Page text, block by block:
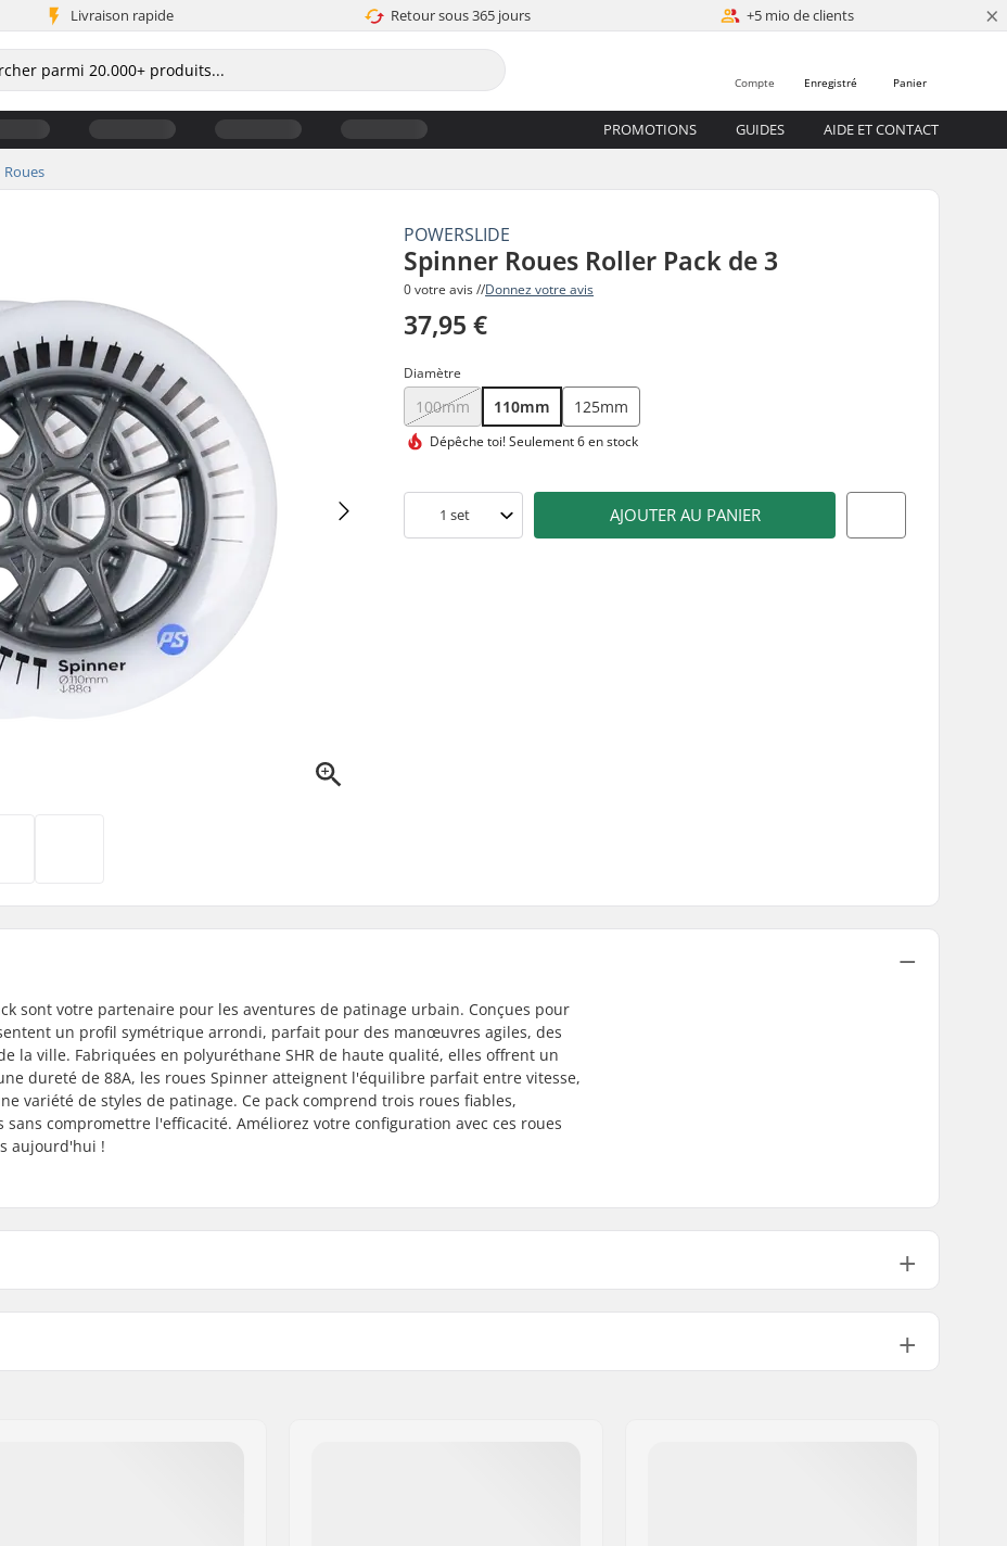
Livraison rapide Retour sous 365 jours +5 mio de clients ×
Panier
Enregistré
Compte
PROMOTIONS GUIDES AIDE ET CONTACT
Roues
POWERSLIDE
Spinner Roues Roller Pack de 3
0 votre avis //Donnez votre avis
37,95 €
Diamètre
100mm 110mm 125mm
Dépêche toi!Seulement 6 en stock
1 set AJOUTER AU PANIER
sont votre partenaire pour les aventures de patinage urbain. Conçues pour
un profil symétrique arrondi, parfait pour des manœuvres agiles, des
la ville. Fabriquées en polyuréthane SHR de haute qualité, elles offrent un
dureté de 88A, les roues Spinner atteignent l'équilibre parfait entre vitesse,
variété de styles de patinage. Ce pack comprend trois roues fiables,
compromettre l'efficacité. Améliorez votre configuration avec ces roues
aujourd'hui !
125mm
Roue(s) par pack:
3